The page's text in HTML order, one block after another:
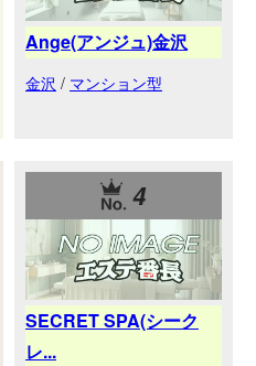
Ange(アンジュ)金沢
金沢 / マンション型
4
SECRET SPA(シーク
レ...